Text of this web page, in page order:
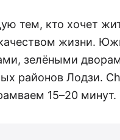
тем, кто хочет
жизни.
зелёными
районов Лодзи.
15–20 минут.